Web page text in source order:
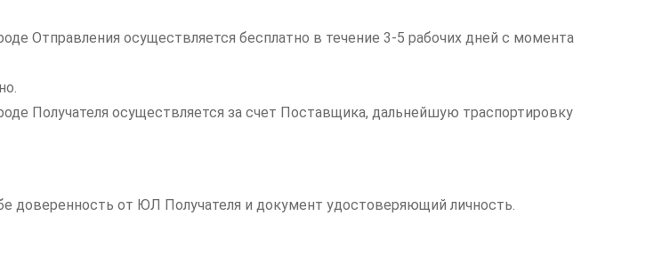
Отправления осуществляется бесплатно в течение 3-5 рабочих дней с момента
Получателя осуществляется за счет Поставщика, дальнейшую траспортировку
доверенность от ЮЛ Получателя и документ удостоверяющий личность.